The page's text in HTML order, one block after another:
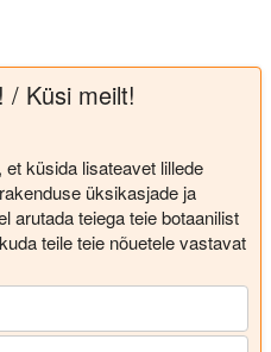
/ Küsi meilt!
küsida lisateavet lillede
üksikasjade ja
arutada teiega teie botaanilist
teile teie nõuetele vastavat